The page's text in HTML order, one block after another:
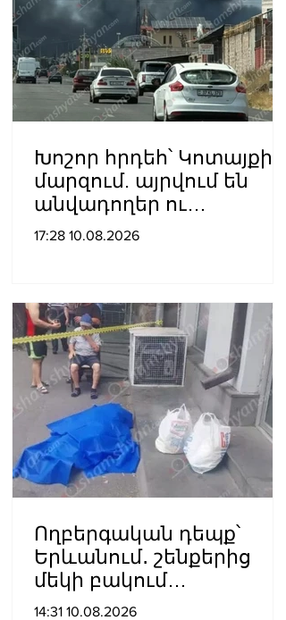
Խոշոր հրդեհ՝ Կոտայքի
մարզում. այրվում են
անվադողեր ու
խոտածածկ տարածք
17:28 10.08.2026
Ողբերգական դեպք՝
Երևանում․ շենքերից
մեկի բակում
հայտնաբերվել է կնոջ
14:31 10.08.2026